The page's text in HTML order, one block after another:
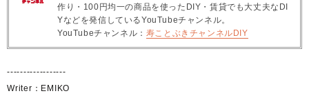
作り・100円均一の商品を使ったDIY・賃貸でも大丈夫なDI
Yなどを発信しているYouTubeチャンネル。
YouTubeチャンネル： 寿ことぶきチャンネルDIY
------------------
Writer：EMIKO